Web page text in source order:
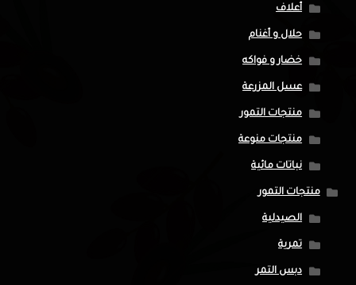
أعلاف
حلال و أغنام
خضار و فواكه
عسل المزرعة
منتجات التمور
منتجات منوعة
نباتات مائية
منتجات التمور
الصيدلية
تمرية
دبس التمر